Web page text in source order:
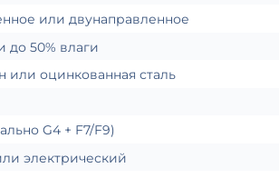
или двунаправленное
до 50% влаги
или оцинкованная сталь
G4 + F7/F9)
электрический